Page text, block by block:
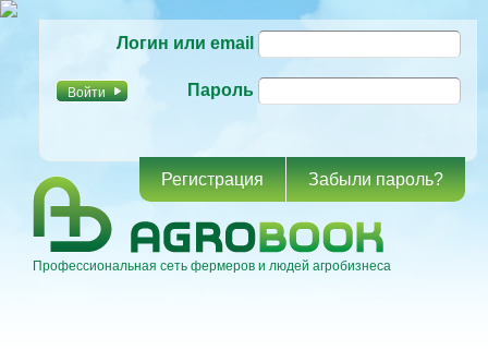
основному
Логин или email
Пароль
Регистрация Забыли пароль?
Профессиональная сеть фермеров и людей агробизнеса